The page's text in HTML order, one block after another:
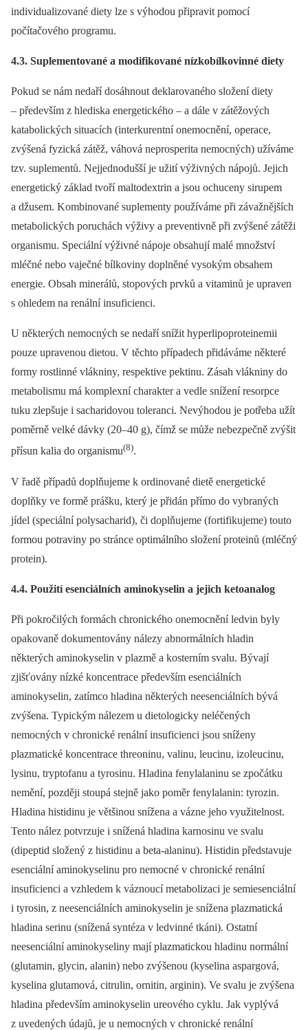
individualizované diety lze s výhodou připravit pomocí
počítačového programu.
4.3. Suplementované a modifikované nízkobílkovinné diety
Pokud se nám nedaří dosáhnout deklarovaného složení diety
–⁠ především z hlediska energetického –⁠ a dále v zátěžových
katabolických situacích (interkurentní onemocnění, operace,
zvýšená fyzická zátěž, váhová neprosperita nemocných) užíváme
tzv. suplementů. Nejjednodušší je užití výživných nápojů. Jejich
energetický základ tvoří maltodextrin a jsou ochuceny sirupem
a džusem. Kombinované suplementy používáme při závažnějších
metabolických poruchách výživy a preventivně při zvýšené zátěži
organismu. Speciální výživné nápoje obsahují malé množství
mléčné nebo vaječné bílkoviny doplněné vysokým obsahem
energie. Obsah minerálů, stopových prvků a vitaminů je upraven
s ohledem na renální insuficienci.
U některých nemocných se nedaří snížit hyperlipoproteinemii
pouze upravenou dietou. V těchto případech přidáváme některé
formy rostlinné vlákniny, respektive pektinu. Zásah vlákniny do
metabolismu má komplexní charakter a vedle snížení resorpce
tuku zlepšuje i sacharidovou toleranci. Nevýhodou je potřeba užít
poměrně velké dávky (20–40 g), čímž se může nebezpečně zvýšit
přísun kalia do organismu(8).
V řadě případů doplňujeme k ordinované dietě energetické
doplňky ve formě prášku, který je přidán přímo do vybraných
jídel (speciální polysacharid), či doplňujeme (fortifikujeme) touto
formou potraviny po stránce optimálního složení proteinů (mléčný
protein).
4.4. Použití esenciálních aminokyselin a jejich keto­analog
Při pokročilých formách chronického onemocnění ledvin byly
opakovaně dokumentovány nálezy abnormálních hladin
některých aminokyselin v plazmě a kosterním svalu. Bývají
zjišťovány nízké koncentrace především esenciálních
aminokyselin, zatímco hladina některých neesenciálních bývá
zvýšena. Typickým nálezem u dietologicky neléčených
nemocných v chronické renální insuficienci jsou sníženy
plazmatické koncentrace threoninu, valinu, leucinu, izoleucinu,
lysinu, tryptofanu a tyrosinu. Hladina fenylalaninu se zpočátku
nemění, později stoupá stejně jako poměr fenylalanin: tyrozin.
Hladina histidinu je většinou snížena a vázne jeho využitelnost.
Tento nález potvrzuje i snížená hladina karnosinu ve svalu
(dipeptid složený z histidinu a beta-alaninu). Histidin představuje
esenciální aminokyselinu pro nemocné v chronické renální
insuficienci a vzhledem k váznoucí metabolizaci je semiesenciální
i tyrosin, z neesenciálních aminokyselin je snížena plazmatická
hladina serinu (snížená syntéza v ledvinné tkáni). Ostatní
neesenciální aminokyseliny mají plazmatickou hladinu normální
(glutamin, glycin, alanin) nebo zvýšenou (kyselina aspargová,
kyselina glutamová, citrulin, ornitin, arginin). Ve svalu je zvýšena
hladina především aminokyselin ureového cyklu. Jak vyplývá
z uvedených údajů, je u nemocných v chronické renální